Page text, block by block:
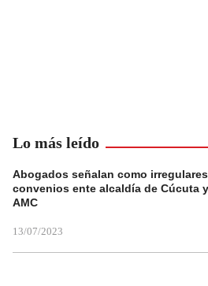
Lo más leído
Abogados señalan como irregulares
convenios ente alcaldía de Cúcuta y
AMC
13/07/2023